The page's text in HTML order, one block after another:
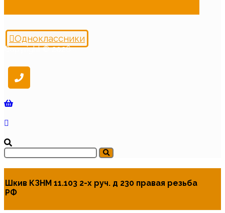
Одноклассники
Copyright © 2026
Шкив КЗНМ 11.103 2-х руч. д 230 правая резьба
РФ